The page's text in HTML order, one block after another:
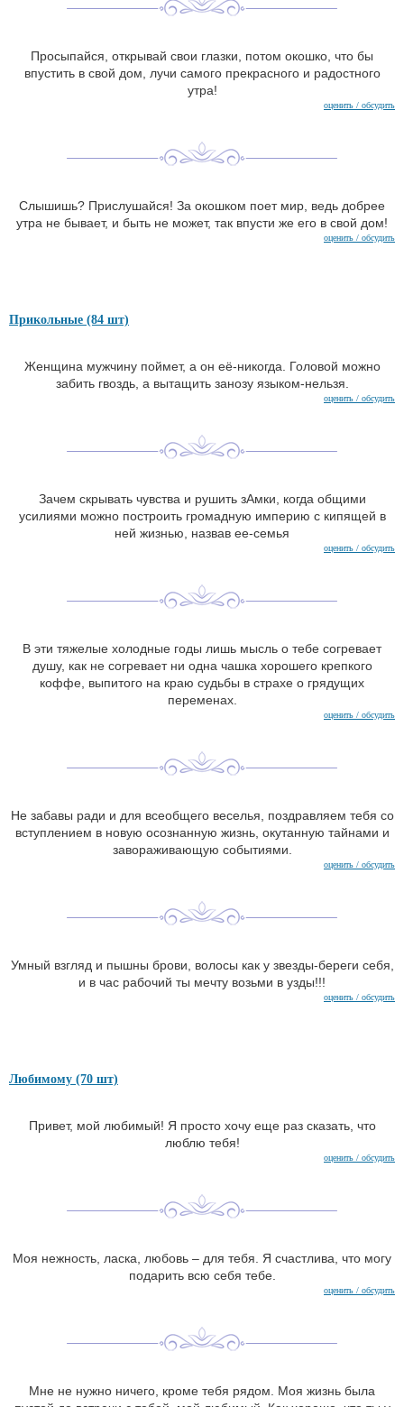
Просыпайся, открывай свои глазки, потом окошко, что бы
впустить в свой дом, лучи самого прекрасного и радостного
утра!
оценить / обсудить
Слышишь? Прислушайся! За окошком поет мир, ведь добрее
утра не бывает, и быть не может, так впусти же его в свой дом!
оценить / обсудить
Прикольные (84 шт)
Женщина мужчину поймет, а он её-никогда. Головой можно
забить гвоздь, а вытащить занозу языком-нельзя.
оценить / обсудить
Зачем скрывать чувства и рушить зАмки, когда общими
усилиями можно построить громадную империю с кипящей в
ней жизнью, назвав ее-семья
оценить / обсудить
В эти тяжелые холодные годы лишь мысль о тебе согревает
душу, как не согревает ни одна чашка хорошего крепкого
коффе, выпитого на краю судьбы в страхе о грядущих
переменах.
оценить / обсудить
Не забавы ради и для всеобщего веселья, поздравляем тебя со
вступлением в новую осознанную жизнь, окутанную тайнами и
завораживающую событиями.
оценить / обсудить
Умный взгляд и пышны брови, волосы как у звезды-береги себя,
и в час рабочий ты мечту возьми в узды!!!
оценить / обсудить
Любимому (70 шт)
Привет, мой любимый! Я просто хочу еще раз сказать, что
люблю тебя!
оценить / обсудить
Моя нежность, ласка, любовь – для тебя. Я счастлива, что могу
подарить всю себя тебе.
оценить / обсудить
Мне не нужно ничего, кроме тебя рядом. Моя жизнь была